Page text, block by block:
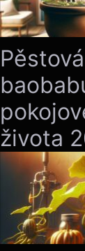
života